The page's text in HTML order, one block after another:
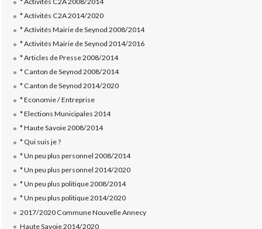
* Activités C2A 2014/2020
* Activités Mairie de Seynod 2008/2014
* Activités Mairie de Seynod 2014/2016
* Articles de Presse 2008/2014
* Canton de Seynod 2008/2014
* Canton de Seynod 2014/2020
* Economie / Entreprise
* Elections Municipales 2014
* Haute Savoie 2008/2014
* Qui suis je ?
* Un peu plus personnel 2008/2014
* Un peu plus personnel 2014/2020
* Un peu plus politique 2008/2014
* Un peu plus politique 2014/2020
2017/2020 Commune Nouvelle Annecy
Haute Savoie 2014/2020